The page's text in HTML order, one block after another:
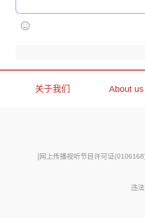
关于我们 About us
[网上传播视听节目许可证
违